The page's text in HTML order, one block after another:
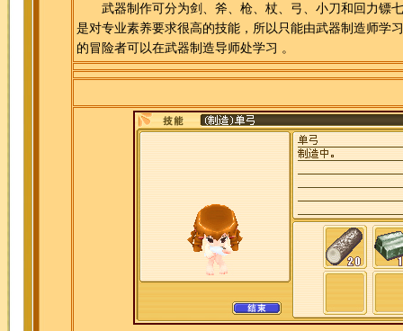
武器制作可分为剑、斧、枪、杖、弓、小刀和回力镖
是对专业素养要求很高的技能，所以只能由武器制造师学
的冒险者可以在武器制造导师处学习 。